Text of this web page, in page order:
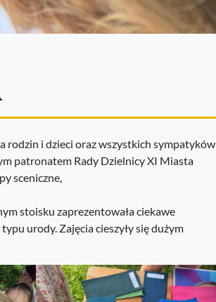
rodzin i dzieci oraz wszystkich sympatyków
patronatem Rady Dzielnicy XI Miasta
sceniczne,
stoisku zaprezentowała ciekawe
urody. Zajęcia cieszyły się dużym